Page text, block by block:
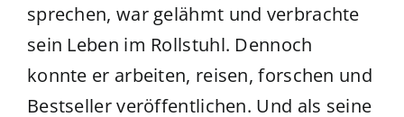
sprechen, war gelähmt und verbrachte
sein Leben im Rollstuhl. Dennoch
konnte er arbeiten, reisen, forschen und
Bestseller veröffentlichen. Und als seine